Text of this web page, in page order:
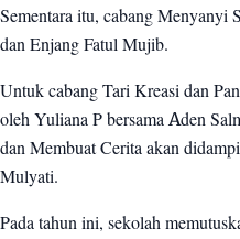
Sementara itu, cabang
dan Enjang Fatul Mujib.
Untuk cabang Tari Kreasi dan
oleh Yuliana P bersama Aden
dan Membuat Cerita akan
Mulyati.
Pada tahun ini, sekolah